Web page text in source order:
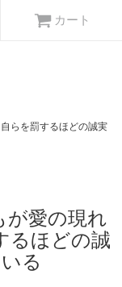
カート
らを罰するほどの誠実
が愛の現れ
るほどの誠
る